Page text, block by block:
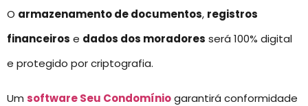
O armazenamento de documentos, registros
financeiros e dados dos moradores será 100% digital
e protegido por criptografia.
Um software Seu Condomíniogarantirá conformidade